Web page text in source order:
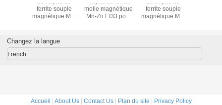
ferrite souple
magnétique Mn-
molle magnétique
Mn-Zn EI33 pour
ferrite souple
magnétique Mn-
Changez la langue
French
Accueil | About Us| Contact Us| Plan du site | Privacy Policy